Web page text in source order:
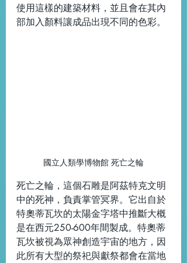
使用這樣的建築材料，並且會在其內
部加入顏料讓成品出現不同的色彩。
國立人類學博物館 死亡之輪
死亡之輪，這個石雕是阿茲特克文明
中的死神，負責掌管冥界。它出自於
特奧蒂瓦坎的太陽金字塔中推斷大概
是在西元250-600年間製成。特奧蒂
瓦坎被視為眾神創造宇宙的地方，因
此所有大型的祭祀與獻祭都會在當地